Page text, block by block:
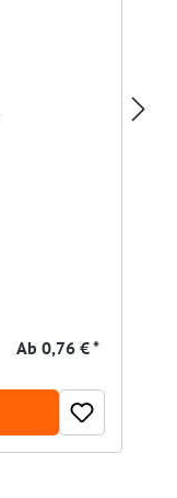
Ab 0,76 € *